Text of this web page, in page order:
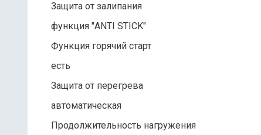
Защита от залипания
функция "ANTI STICK"
Функция горячий старт
есть
Защита от перегрева
автоматическая
Продолжительность нагружения